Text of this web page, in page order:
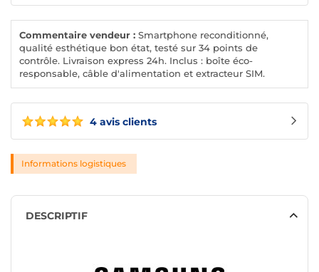
4 avis clients
Commentaire vendeur : Smartphone reconditionné,
qualité esthétique bon état, testé sur 34 points de
contrôle. Livraison express 24h. Inclus : boîte éco-
responsable, câble d'alimentation et extracteur SIM.
Informations logistiques
DESCRIPTIF